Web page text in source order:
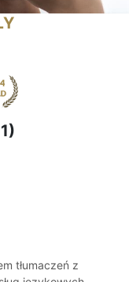
tłumaczeń z